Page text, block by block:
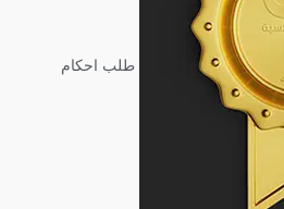
طلب احكام